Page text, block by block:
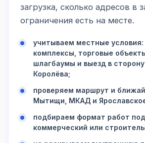
загрузка, сколько адресов в
ограничения есть на месте.
учитываем местные
комплексы, торговые
шлагбаумы и выезд в
Королёва;
проверяем маршрут и
Мытищи, МКАД и
подбираем формат работ
коммерческий или